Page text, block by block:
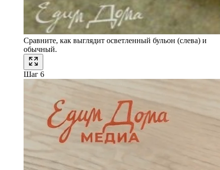
Сравните, как выглядит осветленный бульон (слева) и
обычный.
Шаг 6